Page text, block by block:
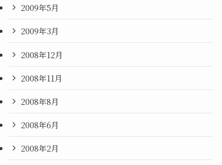
2009年5月
2009年3月
2008年12月
2008年11月
2008年8月
2008年6月
2008年2月